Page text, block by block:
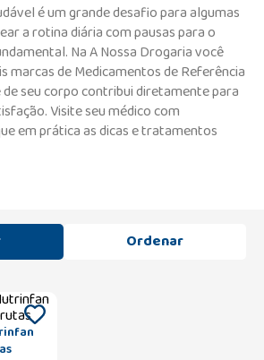
é um grande desafio para algumas
a rotina diária com pausas para o
Na A Nossa Drogaria você
marcas de Medicamentos de Referência
de seu corpo contribui diretamente para
Visite seu médico com
em prática as dicas e tratamentos